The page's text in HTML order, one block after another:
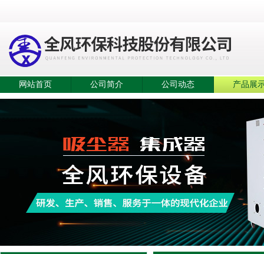
网站首页 公司简介 公司动态 产品展